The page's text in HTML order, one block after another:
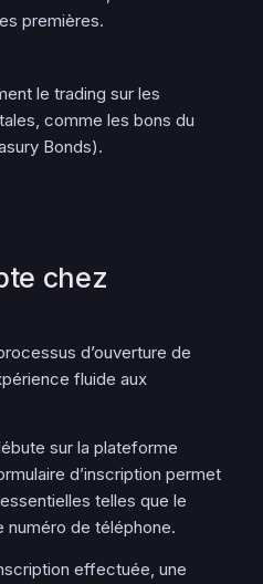
premières.
le trading sur les
comme les bons du
Bonds).
chez
d’ouverture de
fluide aux
sur la plateforme
d’inscription permet
telles que le
numéro de téléphone.
effectuée, une